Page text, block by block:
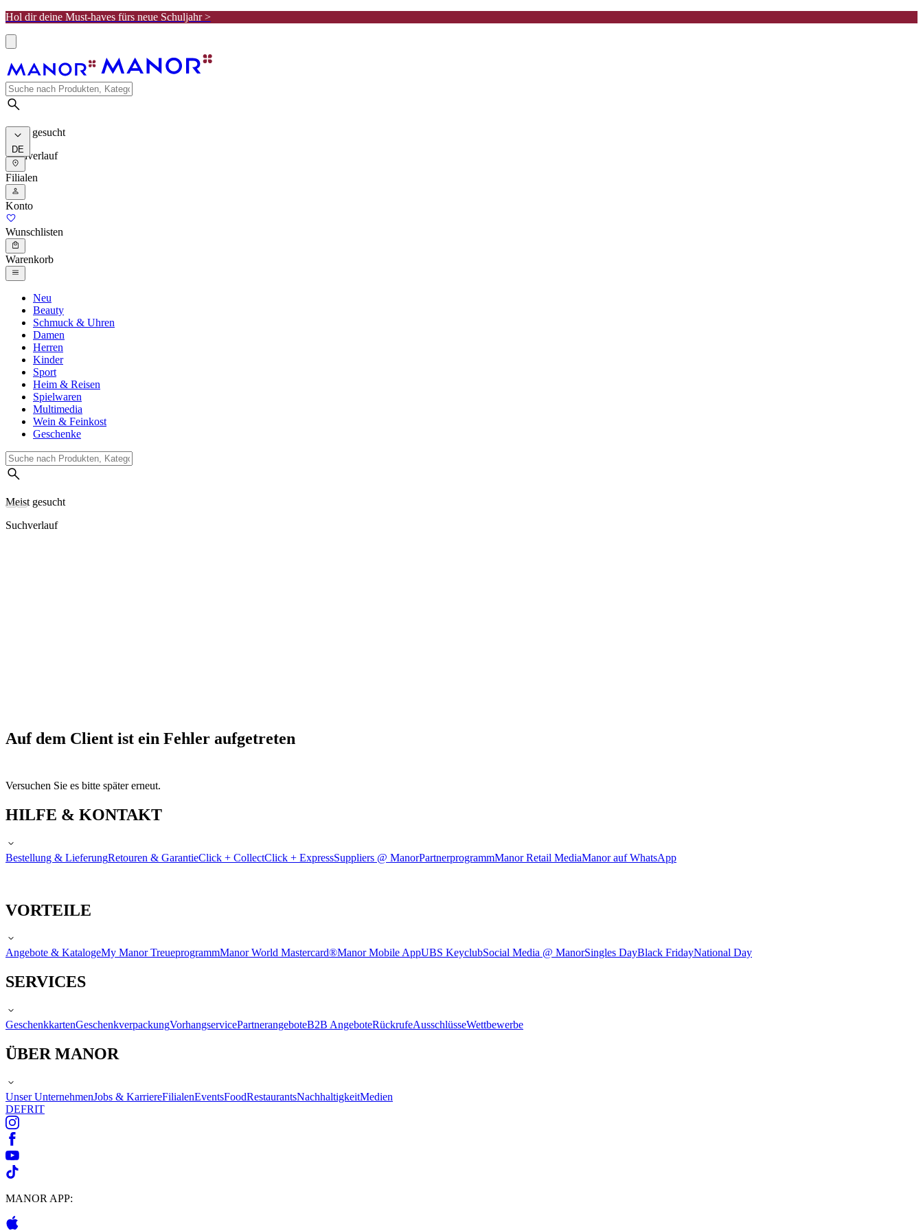
Hol dir deine Must-haves fürs neue Schuljahr >
Meist gesucht
Suchverlauf
DE
Filialen
Konto
Wunschlisten
Warenkorb
Neu
Beauty
Schmuck & Uhren
Damen
Herren
Kinder
Sport
Heim & Reisen
Spielwaren
Multimedia
Wein & Feinkost
Geschenke
Meist gesucht
Suchverlauf
Auf dem Client ist ein Fehler aufgetreten
Versuchen Sie es bitte später erneut.
HILFE & KONTAKT
Bestellung & LieferungRetouren & GarantieClick + CollectClick + ExpressSuppliers @ ManorPartnerprogrammManor Retail MediaManor auf WhatsApp
VORTEILE
Angebote & KatalogeMy Manor TreueprogrammManor World Mastercard®Manor Mobile AppUBS KeyclubSocial Media @ ManorSingles DayBlack FridayNational Day
SERVICES
GeschenkkartenGeschenkverpackungVorhangservicePartnerangeboteB2B AngeboteRückrufeAusschlüsseWettbewerbe
ÜBER MANOR
Unser UnternehmenJobs & KarriereFilialenEventsFoodRestaurantsNachhaltigkeitMedien
DEFRIT
MANOR APP: